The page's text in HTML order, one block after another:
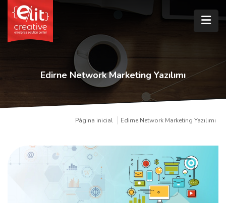
Edirne Network Marketing Yazılımı
Página inicial Edirne Network Marketing Yazılımı